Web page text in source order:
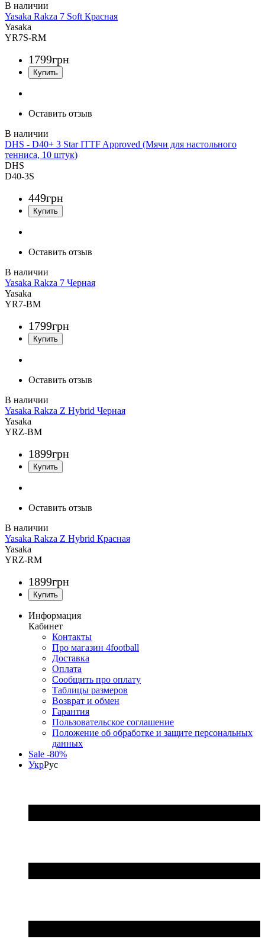
Yasaka Rakza 7 Soft Красная
Yasaka
YR7S-RM
1799грн
Оставить отзыв
DHS - D40+ 3 Star ITTF Approved (Мячи для настольного
тенниса, 10 штук)
DHS
D40-3S
449грн
Оставить отзыв
Yasaka Rakza 7 Черная
Yasaka
YR7-BM
1799грн
Оставить отзыв
Yasaka Rakza Z Hybrid Черная
Yasaka
YRZ-BM
1899грн
Оставить отзыв
Yasaka Rakza Z Hybrid Красная
Yasaka
YRZ-RM
1899грн
Информация
Кабинет
Контакты
Про магазин 4football
Доставка
Оплата
Сообщить про оплату
Таблицы размеров
Возврат и обмен
Гарантия
Пользовательское соглашение
Положение об обработке и защите персональных
данных
Sale -80%
УкрРус